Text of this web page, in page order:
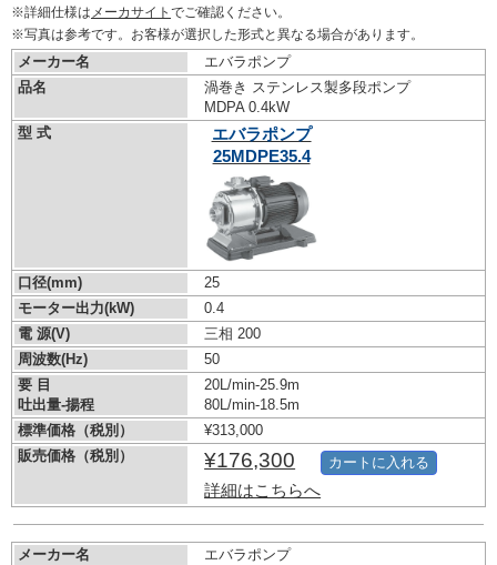
※詳細仕様は メーカサイト でご確認ください。
※写真は参考です。お客様が選択した形式と異なる場合があります。
メーカー名
エバラポンプ
品名
渦巻き ステンレス製多段ポンプ
MDPA 0.4kW
型 式
エバラポンプ
25MDPE35.4
口径(mm)
25
モーター出力(kW)
0.4
電 源(V)
三相 200
周波数(Hz)
50
要 目
吐出量-揚程
20L/min-25.9m
80L/min-18.5m
標準価格（税別）
¥313,000
販売価格（税別）
¥176,300
詳細はこちらへ
カートに入れる
メーカー名
エバラポンプ